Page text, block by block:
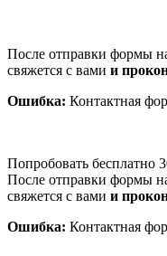
После отправки формы
свяжется с вами и
Ошибка: Контактная
Попробовать бесплатно
После отправки формы
свяжется с вами и
Ошибка: Контактная